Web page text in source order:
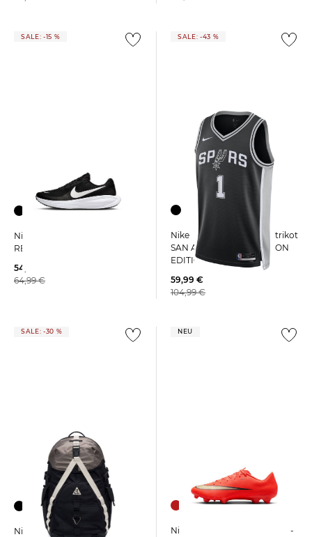
SALE: -15 %
Nike | Herren Laufschuhe
REVOLUTION 8
54,99 €
64,99 €
SALE: -43 %
Nike | Herren Basketballtrikot
SAN ANTONIO SPURS ICON
EDITION 2022/23
59,99 €
104,99 €
SALE: -30 %
Nike | Rucksack ACG
NEU
Nike | Fußballschuhe Rasen-